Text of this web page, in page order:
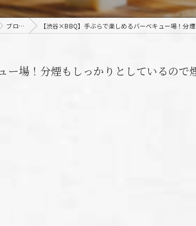
ブログ 【渋谷×BBQ】手ぶらで楽しめるバーベキュー場！分煙
ー場！分煙もしっかりとしているの